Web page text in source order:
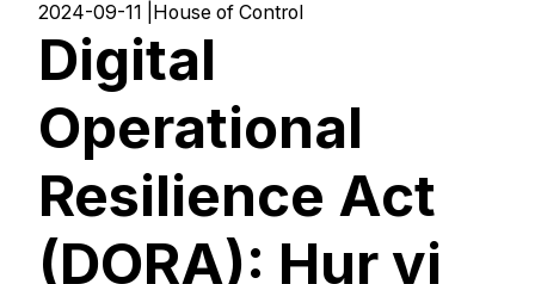
2024-09-11 House of Control
Digital
Operational
Resilience Act
(DORA): Hur vi